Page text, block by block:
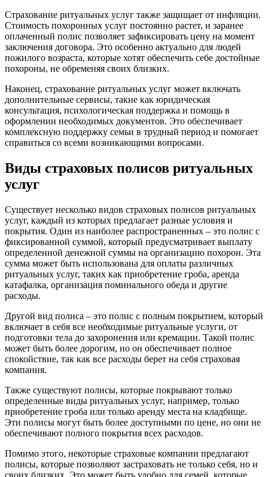
Страхование ритуальных услуг также защищает от инфляции.
Стоимость похоронных услуг постоянно растет, и заранее
оплаченный полис позволяет зафиксировать цену на момент
заключения договора. Это особенно актуально для людей
пожилого возраста, которые хотят обеспечить себе достойные
похороны, не обременяя своих близких.
Наконец, страхование ритуальных услуг может включать
дополнительные сервисы, такие как юридическая
консультация, психологическая поддержка и помощь в
оформлении необходимых документов. Это обеспечивает
комплексную поддержку семьи в трудный период и помогает
справиться со всеми возникающими вопросами.
Виды страховых полисов ритуальных
услуг
Существует несколько видов страховых полисов ритуальных
услуг, каждый из которых предлагает разные условия и
покрытия. Один из наиболее распространенных – это полис с
фиксированной суммой, который предусматривает выплату
определенной денежной суммы на организацию похорон. Эта
сумма может быть использована для оплаты различных
ритуальных услуг, таких как приобретение гроба, аренда
катафалка, организация поминального обеда и другие
расходы.
Другой вид полиса – это полис с полным покрытием, который
включает в себя все необходимые ритуальные услуги, от
подготовки тела до захоронения или кремации. Такой полис
может быть более дорогим, но он обеспечивает полное
спокойствие, так как все расходы берет на себя страховая
компания.
Также существуют полисы, которые покрывают только
определенные виды ритуальных услуг, например, только
приобретение гроба или только аренду места на кладбище.
Эти полисы могут быть более доступными по цене, но они не
обеспечивают полного покрытия всех расходов.
Помимо этого, некоторые страховые компании предлагают
полисы, которые позволяют застраховать не только себя, но и
своих близких. Это может быть удобно для семей, которые